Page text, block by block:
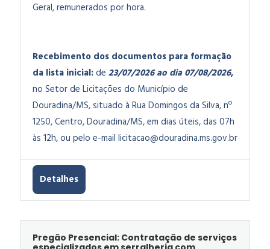
Geral, remunerados por hora.
Recebimento dos documentos para formação
da lista inicial:de 23/07/2026 ao dia 07/08/2026,
no Setor de Licitações do Município de
Douradina/MS, situado à Rua Domingos da Silva, nº
1250, Centro, Douradina/MS, em dias úteis, das 07h
às 12h, ou pelo e-mail licitacao@douradina.ms.gov.br
Detalhes
Pregão Presencial: Contratação de serviços